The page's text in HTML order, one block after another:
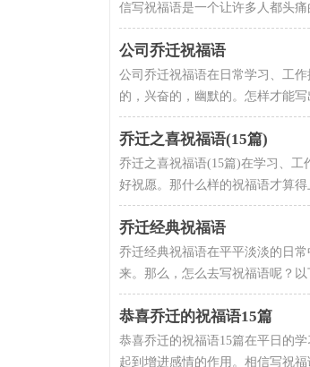
信写祝福语是一个让许多人都头
公司乔迁祝福语
公司乔迁祝福语在日常学习、工
的，兴奋的，幽默的。怎样才能
乔迁之喜祝福语(15篇)
乔迁之喜祝福语(15篇)在学习、
好祝愿。那什么样的祝福语才算
乔迁经典祝福语
乔迁经典祝福语在平平淡淡的日
来。那么，怎么去写祝福语呢？
恭喜乔迁的祝福语15篇
恭喜乔迁的祝福语15篇在平日的
起到增进感情的作用。相信写祝